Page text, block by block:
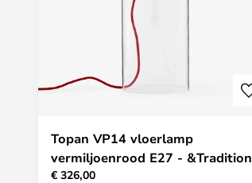
Topan VP14 vloerlamp
vermiljoenrood E27 - &Tradition
€ 326,00